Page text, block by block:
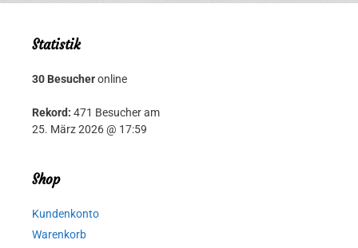
Statistik
30 Besucheronline
Rekord: 471 Besucher am
25. März 2026 @ 17:59
Shop
Kundenkonto
Warenkorb